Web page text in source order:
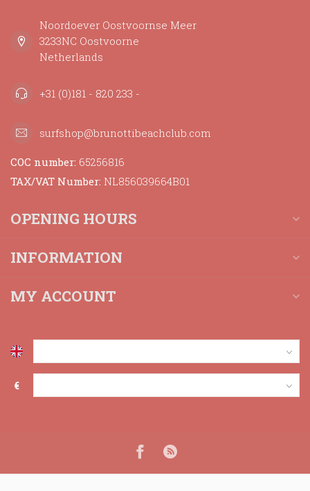
Noordoever Oostvoornse Meer
3233NC Oostvoorne
Netherlands
+31 (0)181 - 820 233 -
surfshop@brunottibeachclub.com
COC number: 65256816
TAX/VAT Number: NL856039664B01
OPENING HOURS
INFORMATION
MY ACCOUNT
€